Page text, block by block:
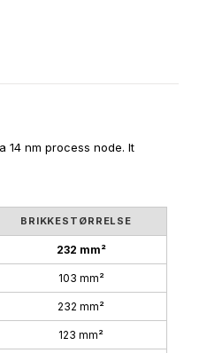
14 nm process node. It
BRIKKESTØRRELSE
232 mm²
103 mm²
232 mm²
123 mm²